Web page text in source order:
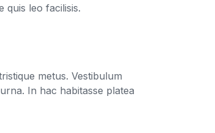
quis leo facilisis.
metus. Vestibulum
In hac habitasse platea